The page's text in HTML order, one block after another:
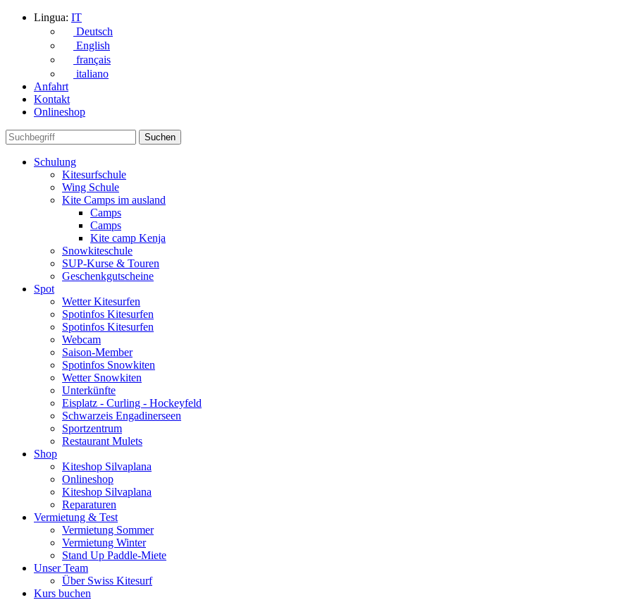
Lingua: IT
Deutsch
English
français
italiano
Anfahrt
Kontakt
Onlineshop
Schulung
Kitesurfschule
Wing Schule
Kite Camps im ausland
Camps
Camps
Kite camp Kenja
Snowkiteschule
SUP-Kurse & Touren
Geschenkgutscheine
Spot
Wetter Kitesurfen
Spotinfos Kitesurfen
Spotinfos Kitesurfen
Webcam
Saison-Member
Spotinfos Snowkiten
Wetter Snowkiten
Unterkünfte
Eisplatz - Curling - Hockeyfeld
Schwarzeis Engadinerseen
Sportzentrum
Restaurant Mulets
Shop
Kiteshop Silvaplana
Onlineshop
Kiteshop Silvaplana
Reparaturen
Vermietung & Test
Vermietung Sommer
Vermietung Winter
Stand Up Paddle-Miete
Unser Team
Über Swiss Kitesurf
Kurs buchen